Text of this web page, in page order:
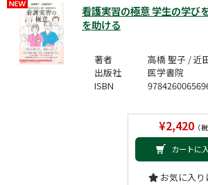
看護実習の極意 学生の学び
を助ける
著者
高橋 聖子 / 近
出版社
医学書院
ISBN
¥2,420（税
カートに
お気に入り